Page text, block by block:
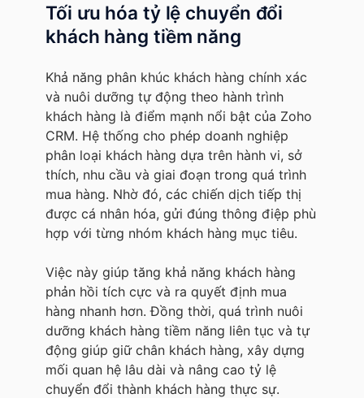
Tối ưu hóa tỷ lệ chuyển đổi
khách hàng tiềm năng
Khả năng phân khúc khách hàng chính xác
và nuôi dưỡng tự động theo hành trình
khách hàng là điểm mạnh nổi bật của Zoho
CRM. Hệ thống cho phép doanh nghiệp
phân loại khách hàng dựa trên hành vi, sở
thích, nhu cầu và giai đoạn trong quá trình
mua hàng. Nhờ đó, các chiến dịch tiếp thị
được cá nhân hóa, gửi đúng thông điệp phù
hợp với từng nhóm khách hàng mục tiêu.
Việc này giúp tăng khả năng khách hàng
phản hồi tích cực và ra quyết định mua
hàng nhanh hơn. Đồng thời, quá trình nuôi
dưỡng khách hàng tiềm năng liên tục và tự
động giúp giữ chân khách hàng, xây dựng
mối quan hệ lâu dài và nâng cao tỷ lệ
chuyển đổi thành khách hàng thực sự.